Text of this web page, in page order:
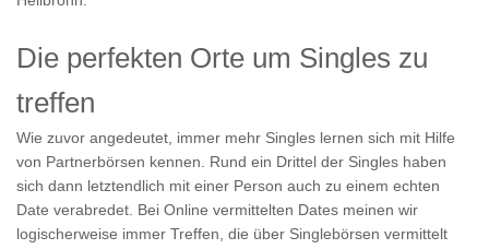
Die perfekten Orte um Singles zu
treffen
Wie zuvor angedeutet, immer mehr Singles lernen sich mit Hilfe
von Partnerbörsen kennen. Rund ein Drittel der Singles haben
sich dann letztendlich mit einer Person auch zu einem echten
Date verabredet. Bei Online vermittelten Dates meinen wir
logischerweise immer Treffen, die über Singlebörsen vermittelt